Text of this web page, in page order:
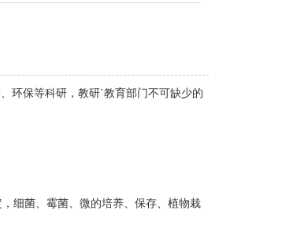
环保等科研，教研`教育部门不可缺少的
细菌、霉菌、微的培养、保存、植物栽